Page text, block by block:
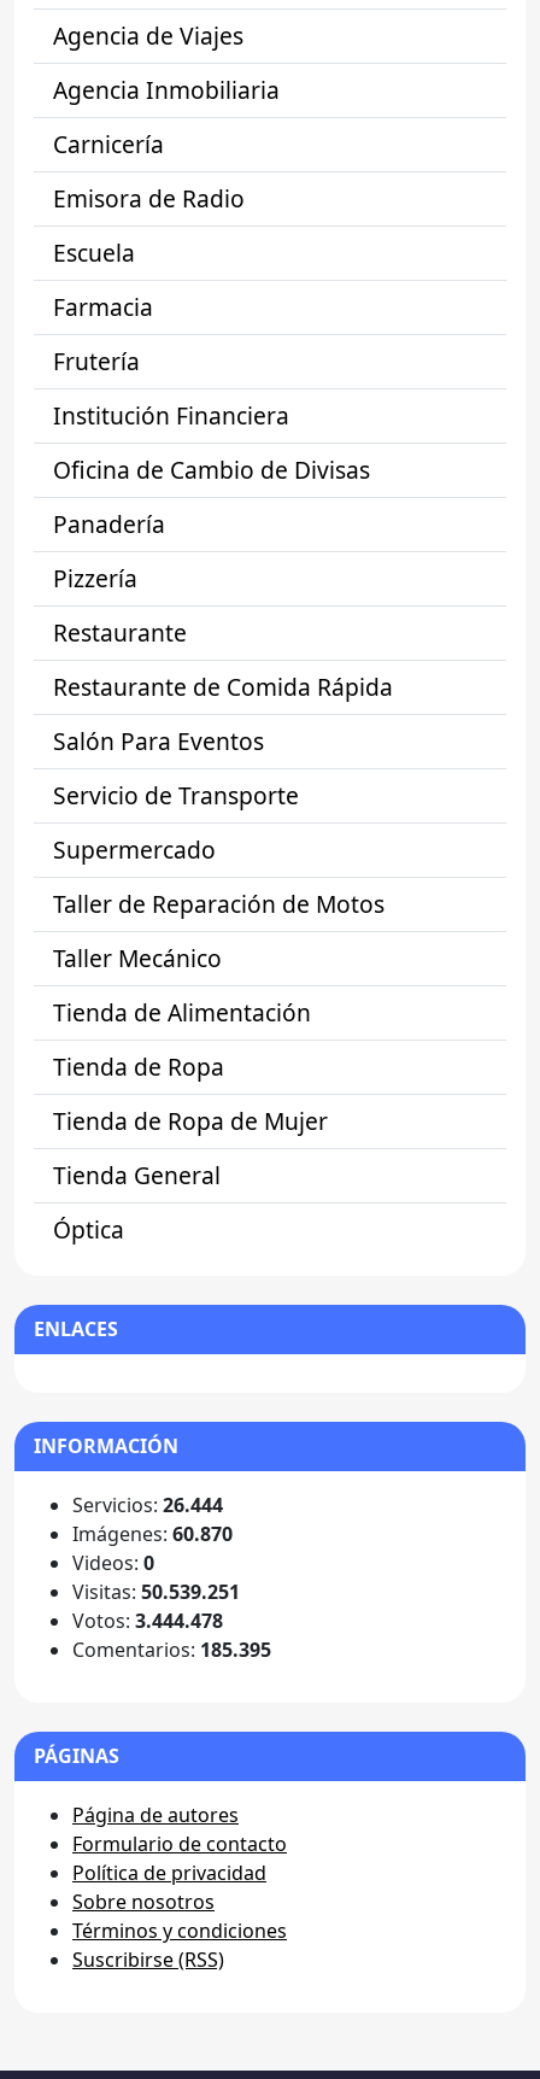
Agencia de Viajes
Agencia Inmobiliaria
Carnicería
Emisora de Radio
Escuela
Farmacia
Frutería
Institución Financiera
Oficina de Cambio de Divisas
Panadería
Pizzería
Restaurante
Restaurante de Comida Rápida
Salón Para Eventos
Servicio de Transporte
Supermercado
Taller de Reparación de Motos
Taller Mecánico
Tienda de Alimentación
Tienda de Ropa
Tienda de Ropa de Mujer
Tienda General
Óptica
ENLACES
INFORMACIÓN
Servicios: 26.444
Imágenes: 60.870
Videos: 0
Visitas: 50.539.251
Votos: 3.444.478
Comentarios: 185.395
PÁGINAS
Página de autores
Formulario de contacto
Política de privacidad
Sobre nosotros
Términos y condiciones
Suscribirse (RSS)